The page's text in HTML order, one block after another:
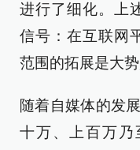
进行了细化。上
信号：在互联网
范围的拓展是大势
随着自媒体的发
十万、上百万